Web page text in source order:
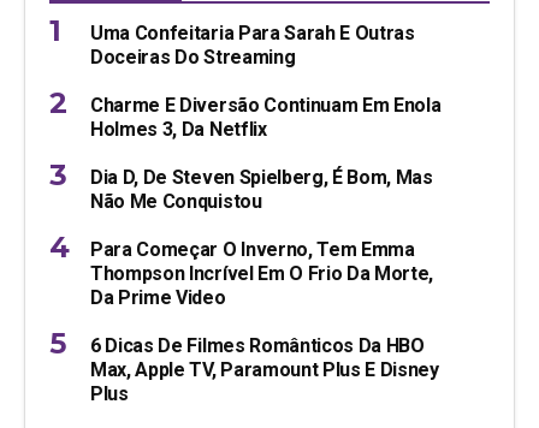
Uma Confeitaria Para Sarah E Outras
Doceiras Do Streaming
Charme E Diversão Continuam Em Enola
Holmes 3, Da Netflix
Dia D, De Steven Spielberg, É Bom, Mas
Não Me Conquistou
Para Começar O Inverno, Tem Emma
Thompson Incrível Em O Frio Da Morte,
Da Prime Video
6 Dicas De Filmes Românticos Da HBO
Max, Apple TV, Paramount Plus E Disney
Plus